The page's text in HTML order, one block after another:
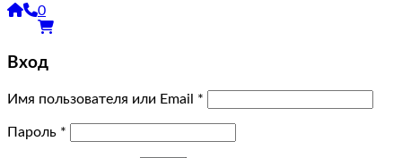
0
Вход
Имя пользователя или Email *
Пароль *